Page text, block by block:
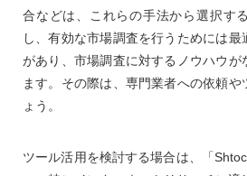
合などは、これらの手法から選択す
し、有効な市場調査を行うためには
があり、市場調査に対するノウハウが
ます。その際は、専門業者への依頼や
ょう。
ツール活用を検討する場合は、「